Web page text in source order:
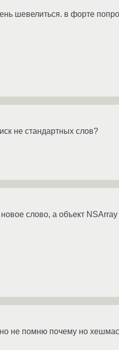
шевелиться. в форте
не стандартных слов?
слово, а объект NSArray
не помню почему но